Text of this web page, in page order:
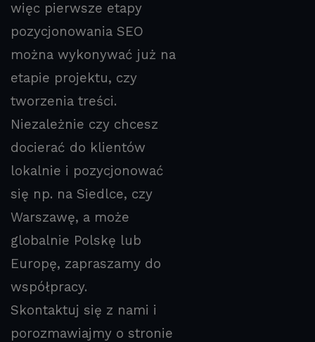
więc pierwsze etapy
pozycjonowania SEO
można wykonywać już na
etapie projektu, czy
tworzenia treści.
Niezależnie czy chcesz
docierać do klientów
lokalnie i pozycjonować
się np. na Siedlce, czy
Warszawę, a może
globalnie Polskę lub
Europę, zapraszamy do
współpracy.
Skontaktuj się z nami i
porozmawiajmy o stronie